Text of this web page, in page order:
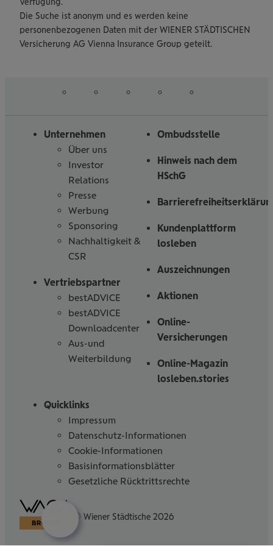
Die Suche ist anonym und es werden keine
personenbezogenen Daten mit der WIENER STÄDTISCHEN
Versicherung AG Vienna Insurance Group geteilt.
Unternehmen
Über uns
Investor
Relations
Presse
Werbung
Sponsoring
Nachhaltigkeit &
CSR
Vertriebspartner
bestADVICE
bestADVICE
Downloadcenter
Aus-und
Weiterbildung
Ombudsstelle
Hinweis nach dem
HSchG
Kundenplattform
losleben
Auszeichnungen
Aktionen
Online-
Versicherungen
Online-Magazin
losleben.stories
Quicklinks
Impressum
Datenschutz-Informationen
Cookie-Informationen
Basisinformationsblätter
Gesetzliche Rücktrittsrechte
uns
Barrierefreiheitserklärung
© Wiener Städtische 2026